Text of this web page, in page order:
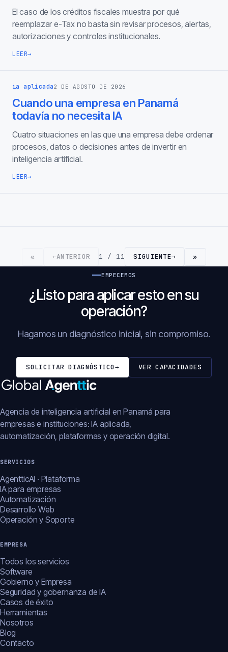
El caso de los créditos fiscales muestra por qué
reemplazar e-Tax no basta sin revisar procesos, alertas,
autorizaciones y controles institucionales.
LEER→
ia aplicada2 DE AGOSTO DE 2026
Cuando una empresa en Panamá
todavía no necesita IA
Cuatro situaciones en las que una empresa debe ordenar
procesos, datos o decisiones antes de invertir en
inteligencia artificial.
LEER→
« ←ANTERIOR 1 / 11 SIGUIENTE→ »
EMPECEMOS
¿Listo para aplicar esto en su
operación?
Hagamos un diagnóstico inicial, sin compromiso.
SOLICITAR DIAGNÓSTICO→ VER CAPACIDADES
Agencia de inteligencia artificial en Panamá para
empresas e instituciones: IA aplicada,
automatización, plataformas y operación digital.
SERVICIOS
AgentticAI · Plataforma
IA para empresas
Automatización
Desarrollo Web
Operación y Soporte
EMPRESA
Todos los servicios
Software
Gobierno y Empresa
Seguridad y gobernanza de IA
Casos de éxito
Herramientas
Nosotros
Blog
Contacto